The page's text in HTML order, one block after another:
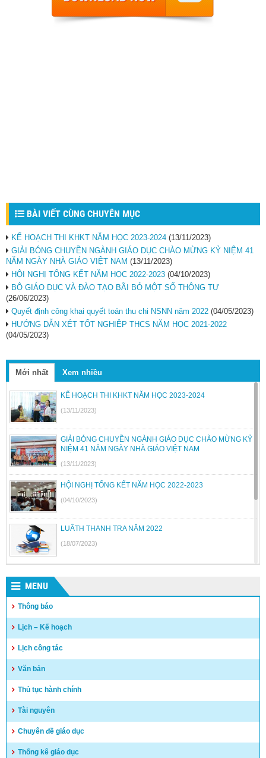
BÀI VIẾT CÙNG CHUYÊN MỤC
KẾ HOẠCH THI KHKT NĂM HỌC 2023-2024 (13/11/2023)
GIẢI BÓNG CHUYỀN NGÀNH GIÁO DỤC CHÀO MỪNG KỶ NIỆM 41
NĂM NGÀY NHÀ GIÁO VIỆT NAM (13/11/2023)
HỘI NGHỊ TỔNG KẾT NĂM HỌC 2022-2023 (04/10/2023)
BỘ GIÁO DỤC VÀ ĐÀO TẠO BÃI BỎ MỘT SỐ THÔNG TƯ
(26/06/2023)
Quyết định công khai quyết toán thu chi NSNN năm 2022 (04/05/2023)
HƯỚNG DẪN XÉT TỐT NGHIỆP THCS NĂM HỌC 2021-2022
(04/05/2023)
Mới nhất Xem nhiều
KẾ HOẠCH THI KHKT NĂM HỌC 2023-2024
(13/11/2023)
GIẢI BÓNG CHUYỀN NGÀNH GIÁO DỤC CHÀO MỪNG KỶ
NIỆM 41 NĂM NGÀY NHÀ GIÁO VIỆT NAM
(13/11/2023)
HỘI NGHỊ TỔNG KẾT NĂM HỌC 2022-2023
(04/10/2023)
LUÂTH THANH TRA NĂM 2022
(18/07/2023)
(26/06/2023)
Quyết định công khai quyết toán thu chi NSNN năm 2022
(04/05/2023)
MENU
Thông báo
Lịch – Kế hoạch
Lịch công tác
Văn bản
Thủ tục hành chính
Tài nguyên
Chuyên đề giáo dục
Thống kê giáo dục